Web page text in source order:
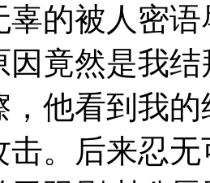
辜的被人密
因竟然是我
，他看到我
击。后来忍